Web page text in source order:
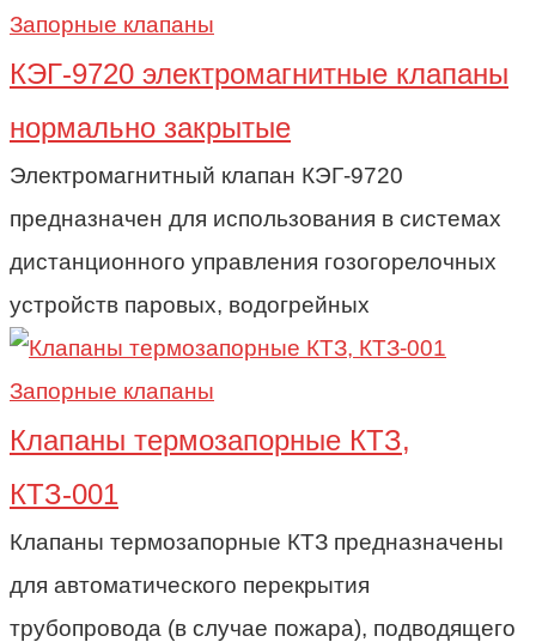
Запорные клапаны
КЭГ-9720 электромагнитные клапаны
нормально закрытые
Электромагнитный клапан КЭГ-9720
предназначен для использования в системах
дистанционного управления гозогорелочных
устройств паровых, водогрейных
Запорные клапаны
Клапаны термозапорные КТЗ,
КТЗ-001
Клапаны термозапорные КТЗ предназначены
для автоматического перекрытия
трубопровода (в случае пожара), подводящего